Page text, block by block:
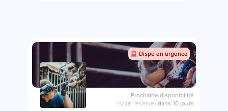
🚨 Dispo en urgence
Prochaine disponibilité
(sous réserve) dans 10 jours